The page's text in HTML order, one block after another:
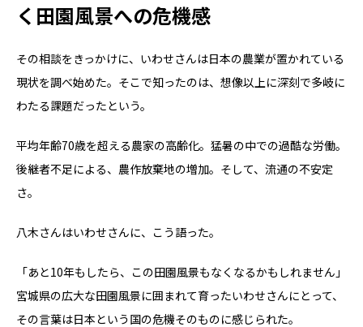
く田園風景への危機感
その相談をきっかけに、いわせさんは日本の農業が置かれている
現状を調べ始めた。そこで知ったのは、想像以上に深刻で多岐に
わたる課題だったという。
平均年齢70歳を超える農家の高齢化。猛暑の中での過酷な労働。
後継者不足による、農作放棄地の増加。そして、流通の不安定
さ。
八木さんはいわせさんに、こう語った。
「あと10年もしたら、この田園風景もなくなるかもしれません」
宮城県の広大な田園風景に囲まれて育ったいわせさんにとって、
その言葉は日本という国の危機そのものに感じられた。